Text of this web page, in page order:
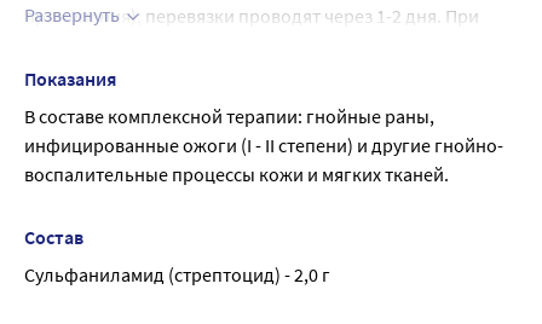
применения); перевязки проводят через 1-2 дня. При
порошка для наружного применения. Максимальные
дозы для взрослых: разовая доза - 5 г, суточная доза - 15
Если после лечения улучшения не наступило, то следует
обратиться к врачу. Применяйте препарат только
указаны в инструкции. В случае необходимости,
пожалуйста, проконсультируйтесь с врачом перед
Развернуть
Показания
В составе комплексной терапии: гнойные раны,
инфицированные ожоги (I - II степени) и другие гнойно-
воспалительные процессы кожи и мягких тканей.
Состав
Сульфаниламид (стрептоцид) - 2,0 г